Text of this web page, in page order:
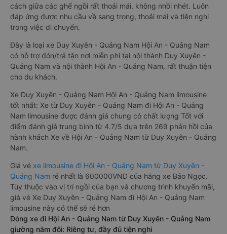
cách giữa các ghế ngồi rất thoải mái, không nhồi nhét. Luôn
đáp ứng được nhu cầu về sang trọng, thoải mái và tiện nghi
trong việc di chuyển.
Đây là loại xe Duy Xuyên - Quảng Nam Hội An - Quảng Nam
có hỗ trợ đón/trả tận nơi miễn phí tại nội thành Duy Xuyên -
Quảng Nam và nội thành Hội An - Quảng Nam, rất thuận tiện
cho du khách.
Xe Duy Xuyên - Quảng Nam Hội An - Quảng Nam limousine
tốt nhất: Xe từ Duy Xuyên - Quảng Nam đi Hội An - Quảng
Nam limousine được đánh giá chung có chất lượng Tốt với
điểm đánh giá trung bình từ 4.7/5 dựa trên 269 phản hồi của
hành khách Xe về Hội An - Quảng Nam từ Duy Xuyên - Quảng
Nam.
Giá vé xe limousine đi Hội An - Quảng Nam từ Duy Xuyên -
Quảng Nam rẻ nhất là 600000VND của hãng xe Bảo Ngọc.
Tùy thuộc vào vị trí ngồi của bạn và chương trình khuyến mãi,
giá vé Xe Duy Xuyên - Quảng Nam đi Hội An - Quảng Nam
limousine này có thể sẽ rẻ hơn
Dòng xe đi Hội An - Quảng Nam từ Duy Xuyên - Quảng Nam
giường nằm đôi: Riêng tư, đầy đủ tiện nghi